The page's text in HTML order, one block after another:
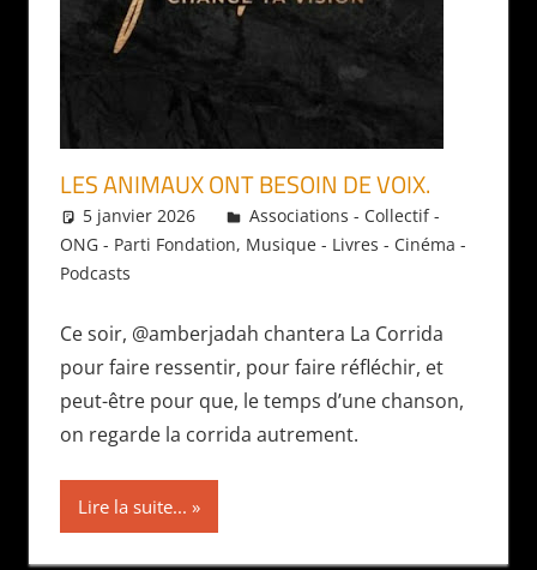
LES ANIMAUX ONT BESOIN DE VOIX.
5 janvier 2026 Daniel
Associations - Collectif -
ONG - Parti Fondation, Musique - Livres - Cinéma -
Podcasts
Ce soir, @amberjadah chantera La Corrida
pour faire ressentir, pour faire réfléchir, et
peut-être pour que, le temps d’une chanson,
on regarde la corrida autrement.
Lire la suite...